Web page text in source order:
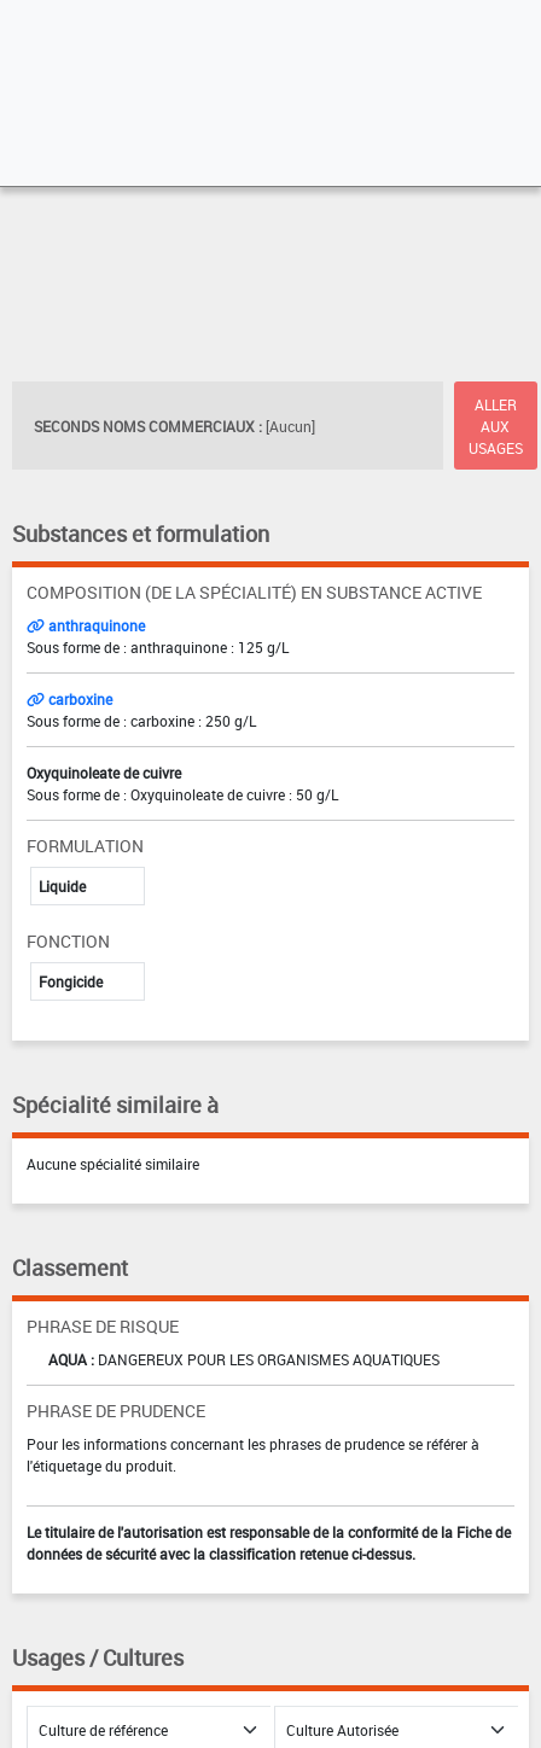
SECONDS NOMS COMMERCIAUX : [Aucun]
ALLER
AUX
USAGES
Substances et formulation
COMPOSITION (DE LA SPÉCIALITÉ) EN SUBSTANCE ACTIVE
anthraquinone
Sous forme de : anthraquinone : 125 g/L
carboxine
Sous forme de : carboxine : 250 g/L
Oxyquinoleate de cuivre
Sous forme de : Oxyquinoleate de cuivre : 50 g/L
FORMULATION
Liquide
FONCTION
Fongicide
Spécialité similaire à
Aucune spécialité similaire
Classement
PHRASE DE RISQUE
AQUA : DANGEREUX POUR LES ORGANISMES AQUATIQUES
PHRASE DE PRUDENCE
Pour les informations concernant les phrases de prudence se référer à
l'étiquetage du produit.
Le titulaire de l'autorisation est responsable de la conformité de la Fiche de
données de sécurité avec la classification retenue ci-dessus.
Usages / Cultures